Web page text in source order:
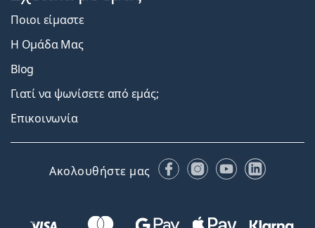
Ποιοι είμαστε
Η Ομάδα Μας
Blog
Γιατί να ψωνίσετε από εμάς;
Επικοινωνία
Ακολουθήστε μας FacebookInstagram
YouTubeLinkedIn